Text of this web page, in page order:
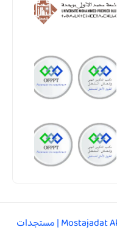
Mostajadat Alwadifa | مستجدات